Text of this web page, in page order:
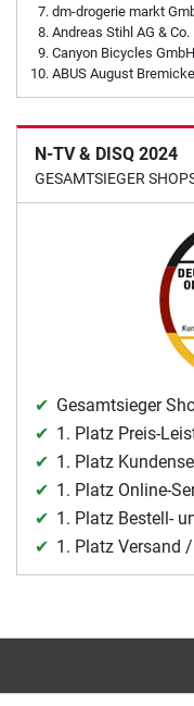
dm-drogerie markt
Andreas Stihl AG & Co.
Canyon Bicycles
ABUS August
N-TV & DISQ 2024
GESAMTSIEGER
Gesamtsieger
1. Platz Preis-
1. Platz
1. Platz Online-
1. Platz Bestell-
1. Platz Versand